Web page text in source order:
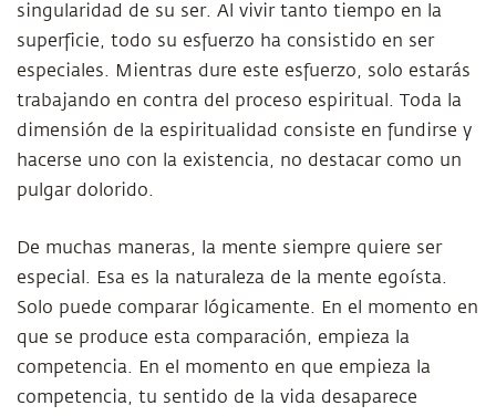
singularidad de su ser. Al vivir tanto tiempo en la
superficie, todo su esfuerzo ha consistido en ser
especiales. Mientras dure este esfuerzo, solo estarás
trabajando en contra del proceso espiritual. Toda la
dimensión de la espiritualidad consiste en fundirse y
hacerse uno con la existencia, no destacar como un
pulgar dolorido.
De muchas maneras, la mente siempre quiere ser
especial. Esa es la naturaleza de la mente egoísta.
Solo puede comparar lógicamente. En el momento en
que se produce esta comparación, empieza la
competencia. En el momento en que empieza la
competencia, tu sentido de la vida desaparece